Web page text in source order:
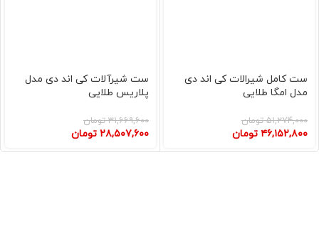
ست کامل شیرالات کی اند دی
مدل امگا طلایی
۵۱,۲۷۴,۰۰۰ تومان
۴۶,۱۵۲,۸۰۰ تومان
ست شیرآلات کی اند دی مدل
پلاریس طلایی
۳۱,۶۶۹,۶۰۰ تومان
۲۸,۵۰۷,۶۰۰ تومان